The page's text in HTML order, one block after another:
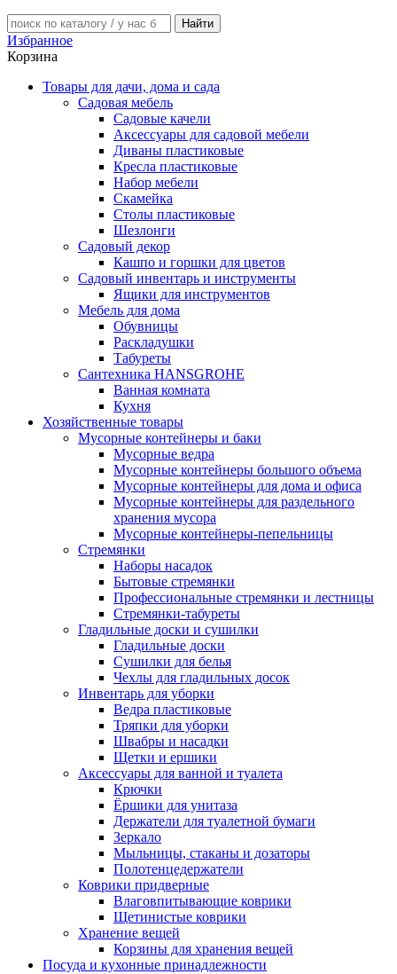
Избранное
Корзина
Товары для дачи, дома и сада
Садовая мебель
Садовые качели
Аксессуары для садовой мебели
Диваны пластиковые
Кресла пластиковые
Набор мебели
Скамейка
Столы пластиковые
Шезлонги
Садовый декор
Кашпо и горшки для цветов
Садовый инвентарь и инструменты
Ящики для инструментов
Мебель для дома
Обувницы
Раскладушки
Табуреты
Сантехника HANSGROHE
Ванная комната
Кухня
Хозяйственные товары
Мусорные контейнеры и баки
Мусорные ведра
Мусорные контейнеры большого объема
Мусорные контейнеры для дома и офиса
Мусорные контейнеры для раздельного
хранения мусора
Мусорные контейнеры-пепельницы
Стремянки
Наборы насадок
Бытовые стремянки
Профессиональные стремянки и лестницы
Стремянки-табуреты
Гладильные доски и сушилки
Гладильные доски
Сушилки для белья
Чехлы для гладильных досок
Инвентарь для уборки
Ведра пластиковые
Тряпки для уборки
Швабры и насадки
Щетки и ершики
Аксессуары для ванной и туалета
Крючки
Ёршики для унитаза
Держатели для туалетной бумаги
Зеркало
Мыльницы, стаканы и дозаторы
Полотенцедержатели
Коврики придверные
Влаговпитывающие коврики
Щетинистые коврики
Хранение вещей
Корзины для хранения вещей
Посуда и кухонные принадлежности